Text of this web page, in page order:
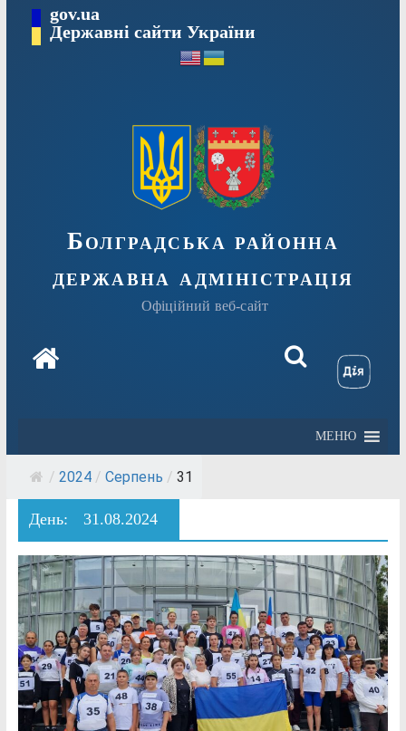
Перейтиgov.ua
Державні сайти України
Болградська районна
державна адміністрація
Офіційний веб-сайт
МЕНЮ
/ 2024 / Серпень / 31
День: 31.08.2024